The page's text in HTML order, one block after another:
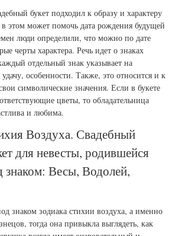
букет подходил к образу и характеру
этом может помочь дата рождения будущей
люди определили, что можно по дате
черты характера. Речь идет о знаках
отдельный знак указывает на
особенности. Также, это относится и к
символические значения. Если в букете
цветы, то обладательница
и любима.
Воздуха. Свадебный
для невесты, родившейся
знаком: Весы, Водолей,
знаком зодиака стихии воздуха, а именно
тогда она привыкла выглядеть, как